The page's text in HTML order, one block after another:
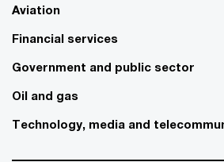
Aviation
Financial services
Government and public sector
Oil and gas
Technology, media and